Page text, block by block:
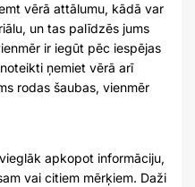
vērā attālumu, kādā var
un tas palīdzēs jums
ir iegūt pēc iespējas
ņemiet vērā arī
rodas šaubas, vienmēr
apkopot informāciju,
vai citiem mērķiem. Daži